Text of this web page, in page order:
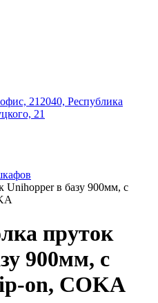
212040, Республика
21
в базу 900мм, c
пруток
900мм, c
on, COKA